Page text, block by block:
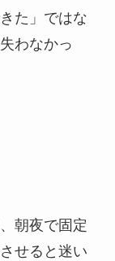
た」ではな
わなかっ
朝夜で固定
せると迷い